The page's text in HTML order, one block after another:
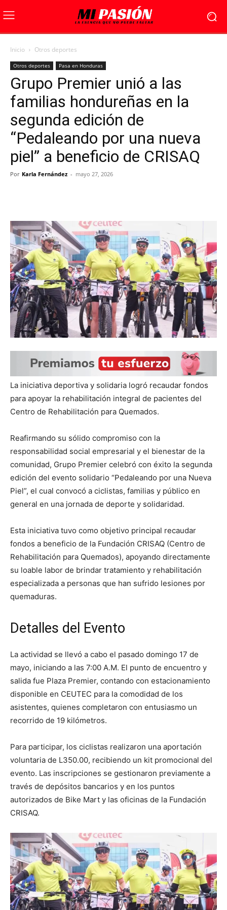
Inicio Otros deportes
Otros deportes Pasa en Honduras
Grupo Premier unió a las
familias hondureñas en la
segunda edición de
“Pedaleando por una nueva
piel” a beneficio de CRISAQ
Por Karla Fernández - mayo 27, 2026
La iniciativa deportiva y solidaria logró recaudar fondos
para apoyar la rehabilitación integral de pacientes del
Centro de Rehabilitación para Quemados.
Reafirmando su sólido compromiso con la
responsabilidad social empresarial y el bienestar de la
comunidad, Grupo Premier celebró con éxito la segunda
edición del evento solidario “Pedaleando por una Nueva
Piel”, el cual convocó a ciclistas, familias y público en
general en una jornada de deporte y solidaridad.
Esta iniciativa tuvo como objetivo principal recaudar
fondos a beneficio de la Fundación CRISAQ (Centro de
Rehabilitación para Quemados), apoyando directamente
su loable labor de brindar tratamiento y rehabilitación
especializada a personas que han sufrido lesiones por
quemaduras.
Detalles del Evento
La actividad se llevó a cabo el pasado domingo 17 de
mayo, iniciando a las 7:00 A.M. El punto de encuentro y
salida fue Plaza Premier, contando con estacionamiento
disponible en CEUTEC para la comodidad de los
asistentes, quienes completaron con entusiasmo un
recorrido de 19 kilómetros.
Para participar, los ciclistas realizaron una aportación
voluntaria de L350.00, recibiendo un kit promocional del
evento. Las inscripciones se gestionaron previamente a
través de depósitos bancarios y en los puntos
autorizados de Bike Mart y las oficinas de la Fundación
CRISAQ.